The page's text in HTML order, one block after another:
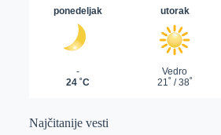
Najčitanije vesti